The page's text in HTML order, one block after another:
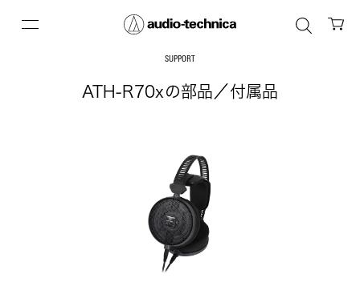
SUPPORT
ATH-R70xの部品／付属品